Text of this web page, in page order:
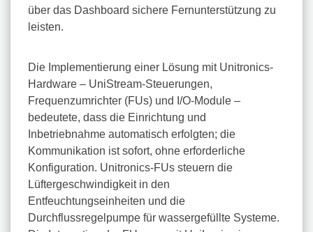
über das Dashboard sichere Fernunterstützung zu
leisten.
Die Implementierung einer Lösung mit Unitronics-
Hardware – UniStream-Steuerungen,
Frequenzumrichter (FUs) und I/O-Module –
bedeutete, dass die Einrichtung und
Inbetriebnahme automatisch erfolgten; die
Kommunikation ist sofort, ohne erforderliche
Konfiguration. Unitronics-FUs steuern die
Lüftergeschwindigkeit in den
Entfeuchtungseinheiten und die
Durchflussregelpumpe für wassergefüllte Systeme.